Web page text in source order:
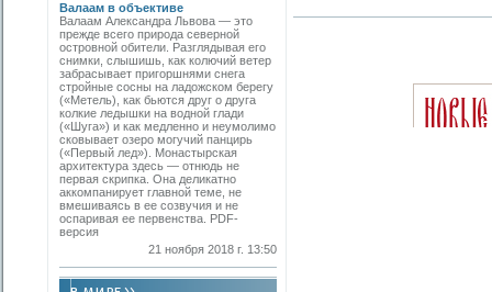
Валаам в объективе
Валаам Александра Львова — это
прежде всего природа северной
островной обители. Разглядывая его
снимки, слышишь, как колючий ветер
забрасывает пригоршнями снега
стройные сосны на ладожском берегу
(«Метель), как бьются друг о друга
колкие ледышки на водной глади
(«Шуга») и как медленно и неумолимо
сковывает озеро могучий панцирь
(«Первый лед»). Монастырская
архитектура здесь — отнюдь не
первая скрипка. Она деликатно
аккомпанирует главной теме, не
вмешиваясь в ее созвучия и не
оспаривая ее первенства. PDF-
версия
21 ноября 2018 г. 13:50